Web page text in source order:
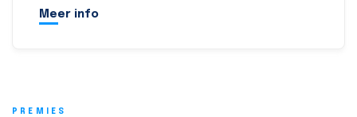
Meer info
PREMIES